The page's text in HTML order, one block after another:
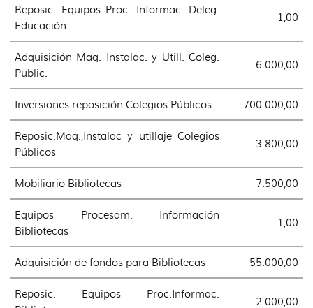
Reposic. Equipos Proc. Informac. Deleg.
Educación
1,00
Adquisición Maq. Instalac. y Utill. Coleg.
Public.
6.000,00
Inversiones reposición Colegios Públicos 700.000,00
Reposic.Maq.,Instalac y utillaje Colegios
Públicos
3.800,00
Mobiliario Bibliotecas 7.500,00
Equipos Procesam. Información
Bibliotecas
1,00
Adquisición de fondos para Bibliotecas 55.000,00
Reposic. Equipos Proc.Informac.
2.000,00